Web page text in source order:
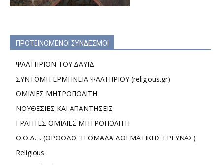
ΠΡΟΤΕΙΝΟΜΕΝΟΙ ΣΥΝΔΕΣΜΟΙ
ΨΑΛΤΗΡΙΟΝ ΤΟΥ ΔΑΥΙΔ
ΣΥΝΤΟΜΗ ΕΡΜΗΝΕΙΑ ΨΑΛΤΗΡΙΟΥ (religious.gr)
ΟΜΙΛΙΕΣ ΜΗΤΡΟΠΟΛΙΤΗ
ΝΟΥΘΕΣΙΕΣ ΚΑΙ ΑΠΑΝΤΗΣΕΙΣ
ΓΡΑΠΤΕΣ ΟΜΙΛΙΕΣ ΜΗΤΡΟΠΟΛΙΤΗ
Ο.Ο.Δ.Ε. (ΟΡΘΟΔΟΞΗ ΟΜΑΔΑ ΔΟΓΜΑΤΙΚΗΣ ΕΡΕΥΝΑΣ)
Religious